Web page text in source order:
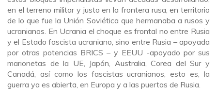
en el terreno militar y justo en la frontera rusa, en territorio
de lo que fue la Unión Soviética que hermanaba a rusos y
ucranianos. En Ucrania el choque es frontal no entre Rusia
y el Estado fascista ucraniano, sino entre Rusia – apoyada
por otras potencias BRICS – y EEUU -apoyado por sus
marionetas de la UE, Japón, Australia, Corea del Sur y
Canadá, así como los fascistas ucranianos, esto es, la
guerra ya es abierta, en Europa y a las puertas de Rusia.